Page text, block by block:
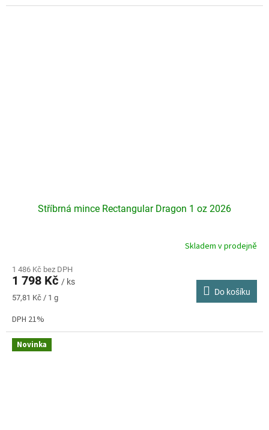
Stříbrná mince Rectangular Dragon 1 oz 2026
produktu
je
5,0
5
Skladem v prodejně
1 486 Kč bez DPH
1 798 Kč / ks
Měrná
57,81 Kč / 1 g
Do košíku
DPH 21%
Novinka